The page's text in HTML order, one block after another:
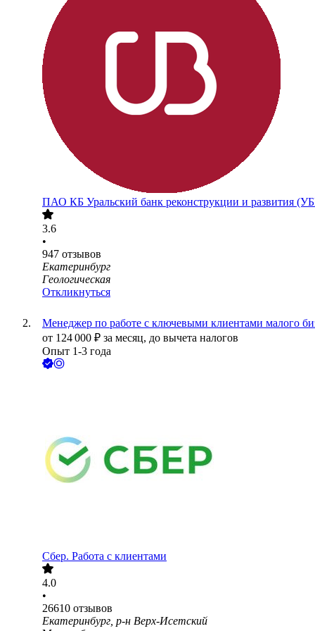
ПАО КБ Уральский банк реконструкции и развития
3.6
•
947 отзывов
Екатеринбург
Геологическая
Откликнуться
Менеджер по работе с ключевыми клиентами малого
от 124 000 ₽ за месяц, до вычета налогов
Опыт 1-3 года
Сбер. Работа с клиентами
4.0
•
26610 отзывов
Екатеринбург, р-н Верх-Исетский